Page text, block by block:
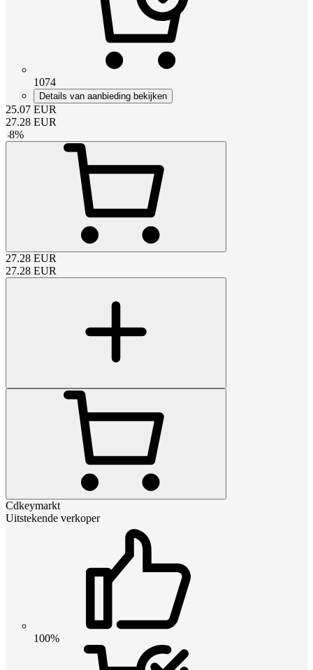
1074
Details van aanbieding bekijken
25.07 EUR
27.28 EUR
-8%
27.28 EUR
27.28 EUR
Cdkeymarkt
Uitstekende verkoper
100%